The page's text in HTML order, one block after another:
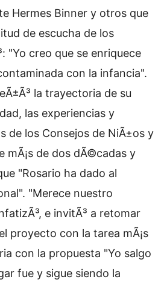
Hermes Binner y otros que
de escucha de los
"Yo creo que se enriquece
con la infancia".
la trayectoria de su
las experiencias y
de los Consejos de NiÃ±os y
mÃ¡s de dos dÃ©cadas y
"Rosario ha dado al
"Merece nuestro
e invitÃ³ a retomar
proyecto con la tarea mÃ¡s
con la propuesta "Yo salgo
fue y sigue siendo la